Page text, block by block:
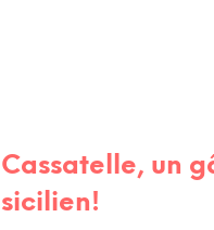
Cassatelle, un
sicilien!